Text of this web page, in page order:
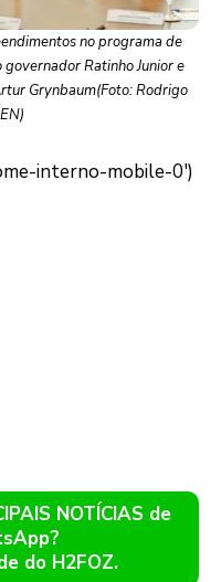
no programa de
Ratinho Junior e
Grynbaum(Foto: Rodrigo
NOTÍCIAS de
do H2FOZ.